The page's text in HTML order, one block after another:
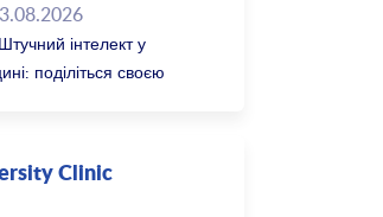
2027/28
інтелект у
поділіться своєю
Clinic